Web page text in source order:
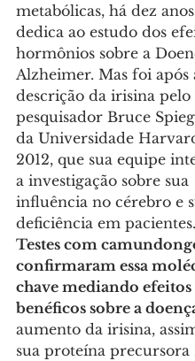
metabólicas, há dez
dedica ao estudo dos
hormônios sobre a
Alzheimer. Mas foi após
descrição da irisina pelo
pesquisador Bruce
da Universidade
2012, que sua equipe
a investigação sobre sua
influência no cérebro e
deficiência em pacientes.
Testes com
confirmaram essa
chave mediando efeitos
benéficos sobre a
aumento da irisina,
sua proteína precursora